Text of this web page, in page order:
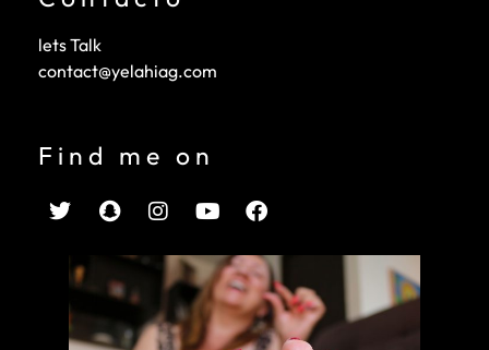
lets Talk
contact@yelahiag.com
Find me on